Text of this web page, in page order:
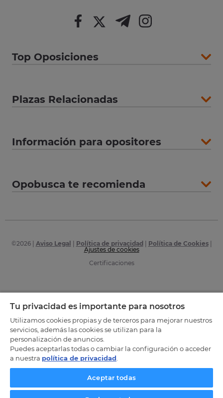
Top Oposiciones
Plazas Relacionadas
Información para opositores
Opobusca te recomienda
©2026| Aviso Legal Política de privacidad Política de Cookies|
Ajustes de cookies
Certificaciones
Tu privacidad es importante para nosotros
Utilizamos cookies propias y de terceros para mejorar nuestros
servicios, además las cookies se utilizan para la
personalización de anuncios.
Puedes aceptarlas todas o cambiar la configuración o acceder
a nuestra política de privacidad
Aceptar todas